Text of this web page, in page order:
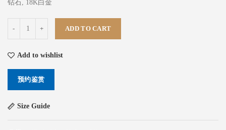
钻石, 18K白金
ADD TO CART
Add to wishlist
预约鉴赏
Size Guide